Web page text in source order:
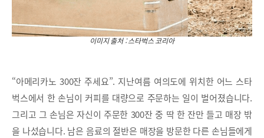
이미지 출처 : 스타벅스 코리아
“아메리카노 300잔 주세요”. 지난여름 여의도에 위치한 어느 스타
벅스에서 한 손님이 커피를 대량으로 주문하는 일이 벌어졌습니다.
그리고 그 손님은 자신이 주문한 300잔 중 딱 한 잔만 들고 매장 밖
을 나섰습니다. 남은 음료의 절반은 매장을 방문한 다른 손님들에게